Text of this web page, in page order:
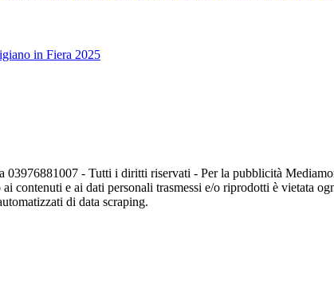
in Fiera 2025
03976881007 - Tutti i diritti riservati - Per la pubblicità
ai contenuti e ai dati personali trasmessi e/o riprodotti è vietata
di data scraping.